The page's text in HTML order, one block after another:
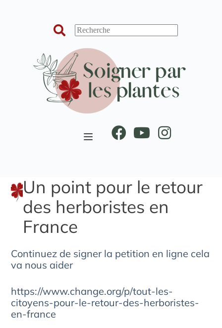
Un point pour le retour
des herboristes en
France
Continuez de signer la petition en ligne cela
va nous aider
https://www.change.org/p/tout-les-
citoyens-pour-le-retour-des-herboristes-
en-france